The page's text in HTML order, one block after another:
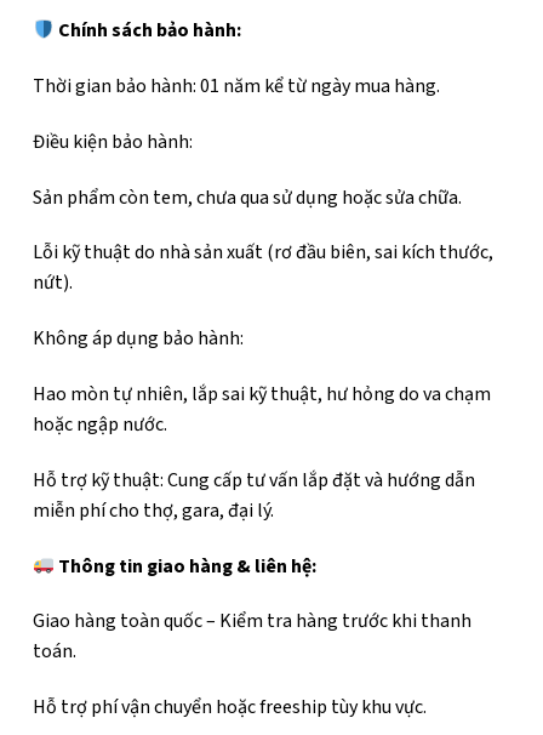
Chính sách bảo hành:
Thời gian bảo hành: 01 năm kể từ ngày mua hàng.
Điều kiện bảo hành:
Sản phẩm còn tem, chưa qua sử dụng hoặc sửa chữa.
Lỗi kỹ thuật do nhà sản xuất (rơ đầu biên, sai kích thước,
nứt).
Không áp dụng bảo hành:
Hao mòn tự nhiên, lắp sai kỹ thuật, hư hỏng do va chạm
hoặc ngập nước.
Hỗ trợ kỹ thuật: Cung cấp tư vấn lắp đặt và hướng dẫn
miễn phí cho thợ, gara, đại lý.
Thông tin giao hàng & liên hệ:
Giao hàng toàn quốc – Kiểm tra hàng trước khi thanh
toán.
Hỗ trợ phí vận chuyển hoặc freeship tùy khu vực.